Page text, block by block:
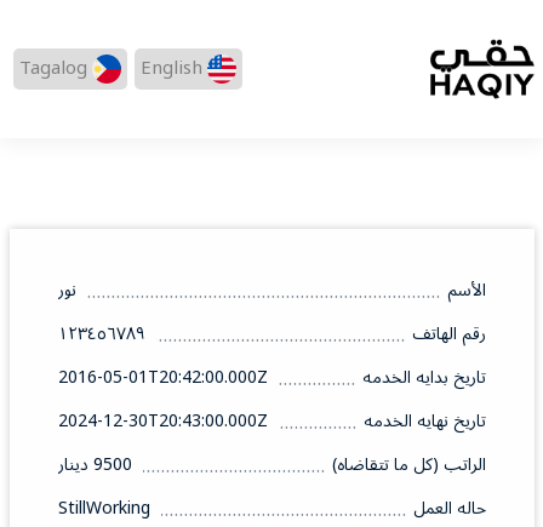
English
Tagalog
الأسم
نور
رقم الهاتف
١٢٣٤٥٦٧٨٩
تاريخ بدايه الخدمه
2016-05-01T20:42:00.000Z
تاريخ نهايه الخدمه
2024-12-30T20:43:00.000Z
الراتب (كل ما تتقاضاه)
9500 دينار
حاله العمل
StillWorking